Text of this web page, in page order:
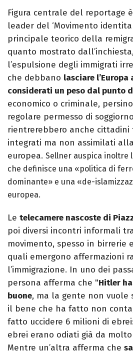
Figura centrale del reportage è
leader del ‘Movimento
principale teorico della
quanto mostrato
l’espulsione degli immigrati
che debbano lasciare
considerati un peso dal punto
economico o criminale,
regolare permesso di
rientrerebbero anche
integrati ma non assimilati
europea. Sellner auspica inoltre
che definisce una «politica di
dominante» e una «de-
europea.
Le telecamere nascoste di
poi diversi incontri informali
movimento, spesso in birrerie
quali emergono affermazioni
l’immigrazione. In uno dei
persona afferma che "Hitler
buone, ma la gente non vuole
il bene che ha fatto non
fatto uccidere 6 milioni di
ebrei erano odiati già da
Mentre un’altra afferma che